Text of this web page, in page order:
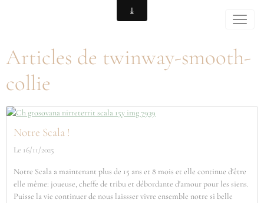
Articles de twinway-smooth-
collie
Notre Scala !
Le 16/11/2025
Notre Scala a maintenant plus de 15 ans et 8 mois et elle continue d'être
elle même: joueuse, cheffe de tribu et débordante d'amour pour les siens.
Puisse la vie continuer de nous laissser vivre ensemble notre si belle